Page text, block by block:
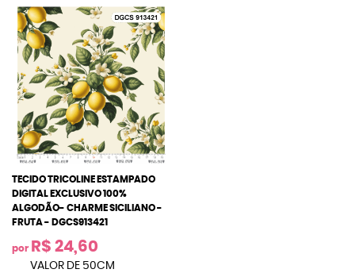
TECIDO TRICOLINE ESTAMPADO
DIGITAL EXCLUSIVO 100%
ALGODÃO- CHARME SICILIANO -
FRUTA - DGCS913421
por R$ 24,60
VALOR DE 50CM